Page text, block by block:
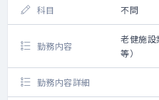
科目 不問
勤務内容
老健施設
等）
勤務内容詳細